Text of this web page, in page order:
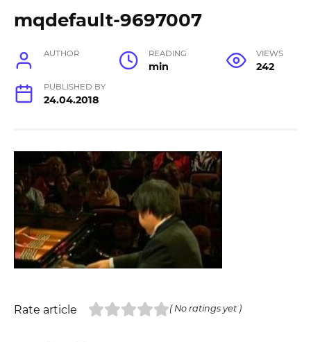
mqdefault-9697007
AUTHOR READING
min
VIEWS
242
PUBLISHED BY
24.04.2018
Rate article ( No ratings yet )